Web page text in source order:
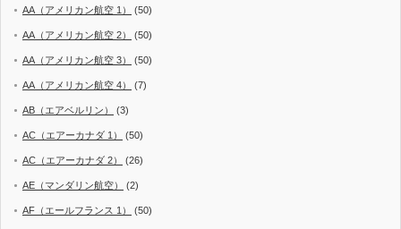
AA（アメリカン航空 1） (50)
AA（アメリカン航空 2） (50)
AA（アメリカン航空 3） (50)
AA（アメリカン航空 4） (7)
AB（エアベルリン） (3)
AC（エアーカナダ 1） (50)
AC（エアーカナダ 2） (26)
AE（マンダリン航空） (2)
AF（エールフランス 1） (50)